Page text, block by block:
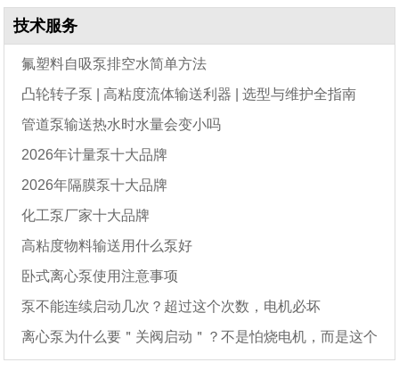
技术服务
氟塑料自吸泵排空水简单方法
凸轮转子泵 | 高粘度流体输送利器 | 选型与维护全指南
管道泵输送热水时水量会变小吗
2026年计量泵十大品牌
2026年隔膜泵十大品牌
化工泵厂家十大品牌
高粘度物料输送用什么泵好
卧式离心泵使用注意事项
泵不能连续启动几次？超过这个次数，电机必坏
离心泵为什么要＂关阀启动＂？不是怕烧电机，而是这个